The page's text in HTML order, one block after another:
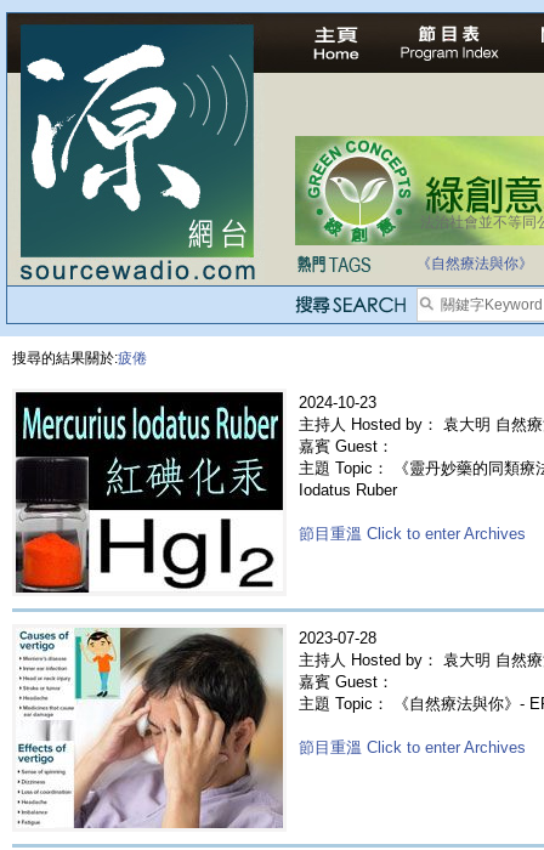
法治社會並不等同
自家教育合法化-
《自然療法與你》
搜尋的結果關於:疲倦
2024-10-23
主持人 Hosted by： 袁大明 自然
嘉賓 Guest：
主題 Topic： 《靈丹妙藥的同類
Iodatus Ruber
節目重溫 Click to enter Archives
2023-07-28
主持人 Hosted by： 袁大明 自然
嘉賓 Guest：
主題 Topic： 《自然療法與你》-
節目重溫 Click to enter Archives